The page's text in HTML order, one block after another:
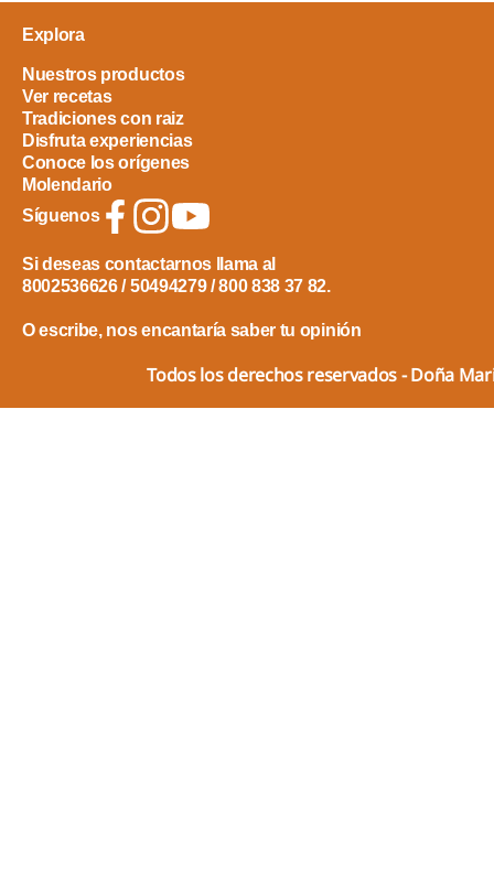
Explora
Nuestros productos
Ver recetas
Tradiciones con raiz
Disfruta experiencias
Conoce los orígenes
Molendario
Síguenos
Si deseas contactarnos llama al
8002536626 / 50494279 / 800 838 37 82.
O escribe, nos encantaría saber tu opinión
Todos los derechos reservados - Doña